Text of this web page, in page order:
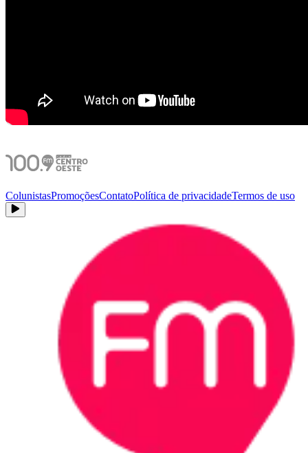
ColunistasPromoçõesContatoPolítica de privacidadeTermos de uso